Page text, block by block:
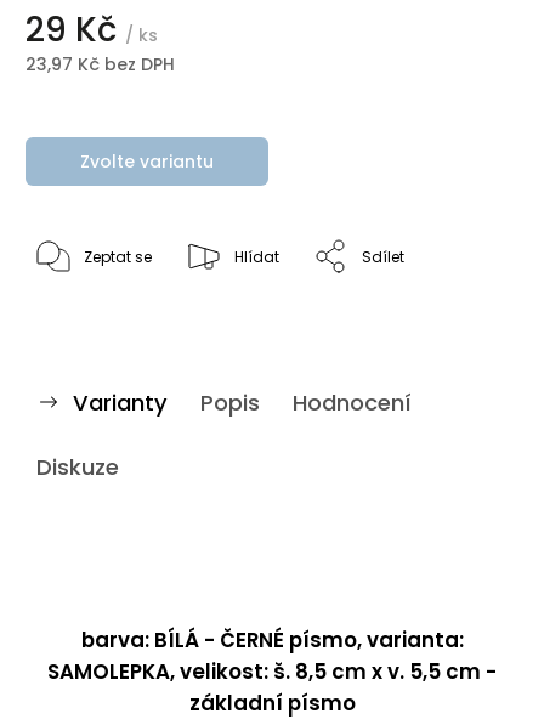
29 Kč / ks
23,97 Kč bez DPH
Zvolte variantu
Zeptat se Hlídat Sdílet
Varianty Popis Hodnocení
Diskuze
barva: BÍLÁ - ČERNÉ písmo, varianta:
SAMOLEPKA, velikost: š. 8,5 cm x v. 5,5 cm -
základní písmo